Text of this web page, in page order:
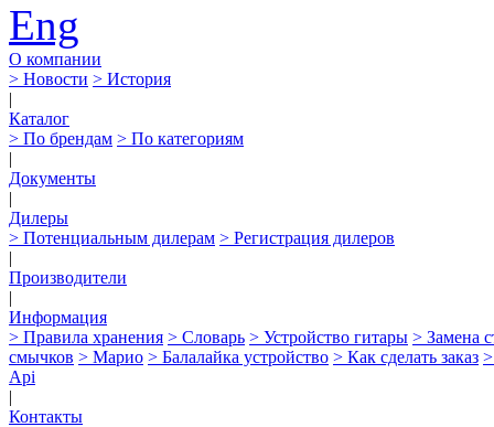
Eng
О компании
> Новости > История
|
Каталог
> По брендам > По категориям
|
Документы
|
Дилеры
> Потенциальным дилерам > Регистрация дилеров
|
Производители
|
Информация
> Правила хранения > Словарь > Устройство гитары > Замена
смычков > Марио > Балалайка устройство > Как сделать заказ
Api
|
Контакты